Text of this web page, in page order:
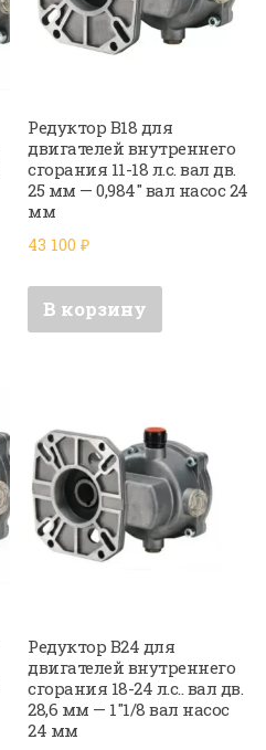
Редуктор B18 для
двигателей внутреннего
сгорания 11-18 л.с. вал дв.
25 мм — 0,984″ вал насос 24
мм
43 100₽
В корзину
Редуктор B24 для
двигателей внутреннего
сгорания 18-24 л.с.. вал дв.
28,6 мм — 1″1/8 вал насос
24 мм